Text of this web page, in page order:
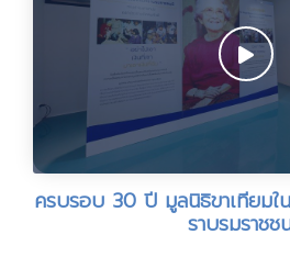
ครบรอบ 30 ปี มูลนิธิขาเทียมใ
ราบรมราชช